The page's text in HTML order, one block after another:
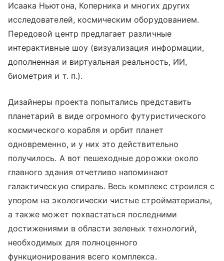
Исаака Ньютона, Коперника и многих других
исследователей, космическим оборудованием.
Передовой центр предлагает различные
интерактивные шоу (визуализация информации,
дополненная и виртуальная реальность, ИИ,
биометрия и т. п.).
Дизайнеры проекта попытались представить
планетарий в виде огромного футуристического
космического корабля и орбит планет
одновременно, и у них это действительно
получилось. А вот пешеходные дорожки около
главного здания отчетливо напоминают
галактическую спираль. Весь комплекс строился с
упором на экологически чистые стройматериалы,
а также может похвастаться последними
достижениями в области зеленых технологий,
необходимых для полноценного
функционирования всего комплекса.